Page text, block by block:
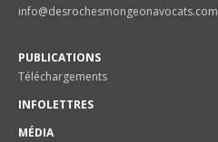
info@desrochesmongeonavocats.com
PUBLICATIONS
Téléchargements
INFOLETTRES
MÉDIA